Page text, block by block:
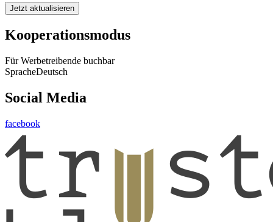
Jetzt aktualisieren
Kooperationsmodus
Für Werbetreibende buchbar
SpracheDeutsch
Social Media
facebook